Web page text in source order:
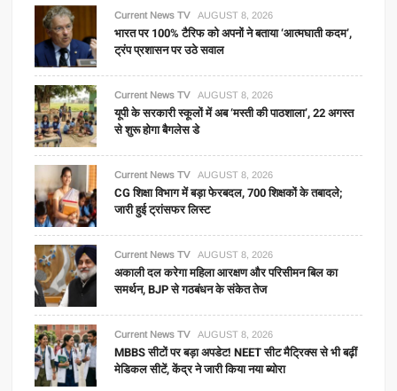
Current News TV AUGUST 8, 2026
भारत पर 100% टैरिफ को अपनों ने बताया ‘आत्मघाती कदम’,
ट्रंप प्रशासन पर उठे सवाल
Current News TV AUGUST 8, 2026
यूपी के सरकारी स्कूलों में अब ‘मस्ती की पाठशाला’, 22 अगस्त
से शुरू होगा बैगलेस डे
Current News TV AUGUST 8, 2026
CG शिक्षा विभाग में बड़ा फेरबदल, 700 शिक्षकों के तबादले;
जारी हुई ट्रांसफर लिस्ट
Current News TV AUGUST 8, 2026
अकाली दल करेगा महिला आरक्षण और परिसीमन बिल का
समर्थन, BJP से गठबंधन के संकेत तेज
Current News TV AUGUST 8, 2026
MBBS सीटों पर बड़ा अपडेट! NEET सीट मैट्रिक्स से भी बढ़ीं
मेडिकल सीटें, केंद्र ने जारी किया नया ब्योरा